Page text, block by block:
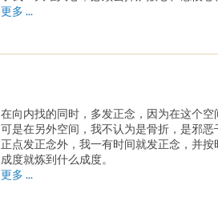
更多 ...
在向内找的同时，多发正念，因为在这个空
可是在另外空间，我不认为是骨折，是邪恶
正点发正念外，我一有时间就发正念，并按
成度就炼到什么成度。
更多 ...